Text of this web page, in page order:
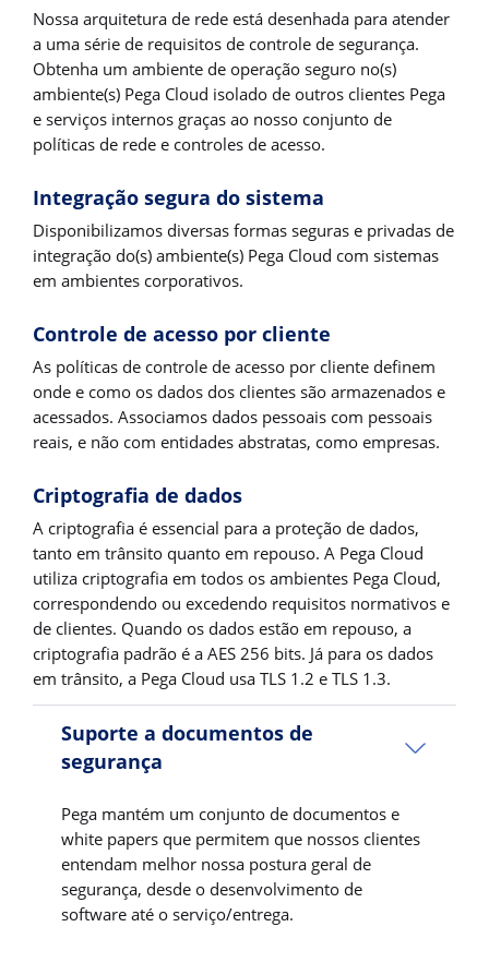
Nossa arquitetura de rede está desenhada para atender
a uma série de requisitos de controle de segurança.
Obtenha um ambiente de operação seguro no(s)
ambiente(s) Pega Cloud isolado de outros clientes Pega
e serviços internos graças ao nosso conjunto de
políticas de rede e controles de acesso.
Integração segura do sistema
Disponibilizamos diversas formas seguras e privadas de
integração do(s) ambiente(s) Pega Cloud com sistemas
em ambientes corporativos.
Controle de acesso por cliente
As políticas de controle de acesso por cliente definem
onde e como os dados dos clientes são armazenados e
acessados. Associamos dados pessoais com pessoais
reais, e não com entidades abstratas, como empresas.
Criptografia de dados
A criptografia é essencial para a proteção de dados,
tanto em trânsito quanto em repouso. A Pega Cloud
utiliza criptografia em todos os ambientes Pega Cloud,
correspondendo ou excedendo requisitos normativos e
de clientes. Quando os dados estão em repouso, a
criptografia padrão é a AES 256 bits. Já para os dados
em trânsito, a Pega Cloud usa TLS 1.2 e TLS 1.3.
Suporte a documentos de
segurança
Pega mantém um conjunto de documentos e
white papers que permitem que nossos clientes
entendam melhor nossa postura geral de
segurança, desde o desenvolvimento de
software até o serviço/entrega.